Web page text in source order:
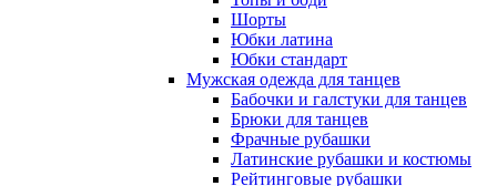
Шорты
Юбки латина
Юбки стандарт
Мужская одежда для танцев
Бабочки и галстуки для танцев
Брюки для танцев
Фрачные рубашки
Латинские рубашки и костюмы
Рейтинговые рубашки